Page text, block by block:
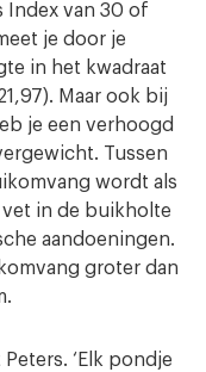
Index van 30 of
je door je
in het kwadraat
Maar ook bij
je een verhoogd
Tussen
wordt als
in de buikholte
aandoeningen.
groter dan
‘Elk pondje